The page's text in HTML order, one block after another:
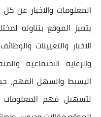
المعلومات والاخبار عن
يتميز الموقع بتناوله
الاخبار والتعيينات
والرعاية الاجتماعية
البسيط والسهل
لتسهيل فهم المعلومات